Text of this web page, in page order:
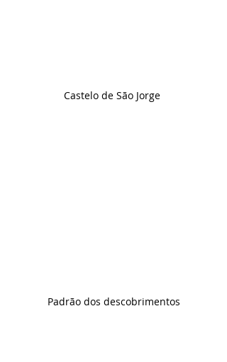
Castelo de São Jorge
Padrão dos descobrimentos